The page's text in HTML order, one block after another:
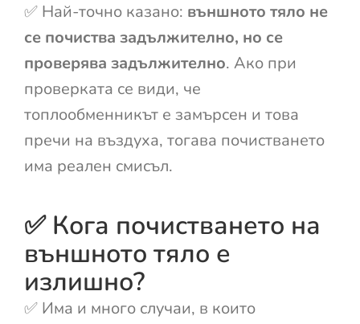
✅ Най-точно казано: външното тяло не
се почиства задължително, но се
проверява задължително. Ако при
проверката се види, че
топлообменникът е замърсен и това
пречи на въздуха, тогава почистването
има реален смисъл.
✅ Кога почистването на
външното тяло е
излишно?
✅ Има и много случаи, в които